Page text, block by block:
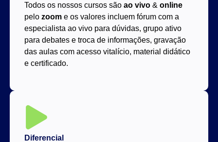
Todos os nossos cursos são ao vivo & online
pelo zoom e os valores incluem fórum com a
especialista ao vivo para dúvidas, grupo ativo
para debates e troca de informações, gravação
das aulas com acesso vitalício, material didático
e certificado.
Diferencial